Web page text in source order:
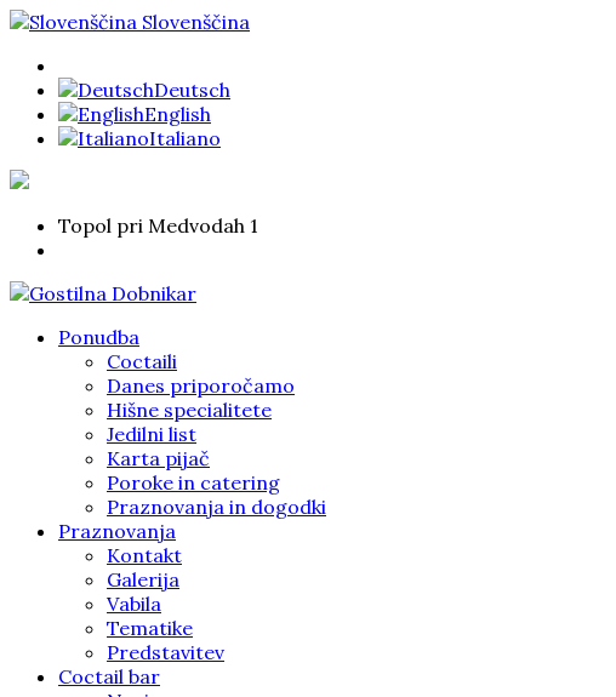
Slovenščina
Deutsch
English
Italiano
Topol pri Medvodah 1
Ponudba
Coctaili
Danes priporočamo
Hišne specialitete
Jedilni list
Karta pijač
Poroke in catering
Praznovanja in dogodki
Praznovanja
Kontakt
Galerija
Vabila
Tematike
Predstavitev
Coctail bar